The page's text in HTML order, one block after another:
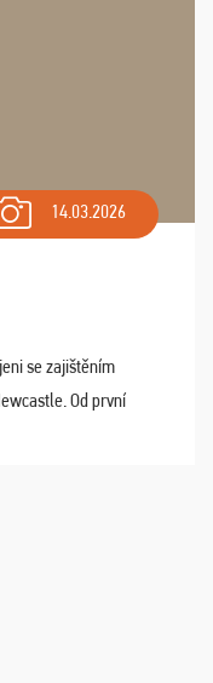
14.03.2026
se zajištěním
Od první